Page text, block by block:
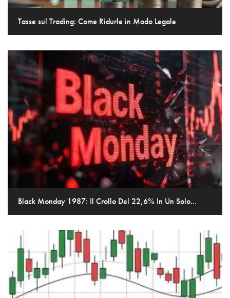
Tasse sul Trading: Come Ridurle in Modo Legale
Black Monday 1987: Il Crollo Del 22,6% In Un Solo...